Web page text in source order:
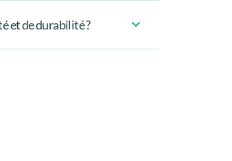
et de durabilité ?